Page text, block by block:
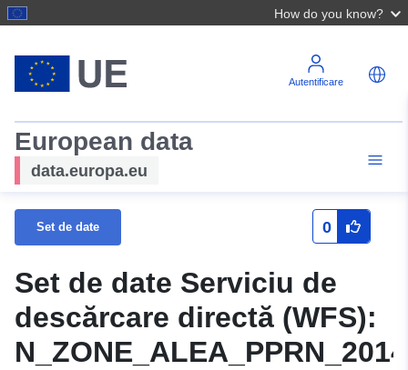
How do you know?
Autentificare
European data
data.europa.eu
Set de date 0
Set de date Serviciu de
descărcare directă (WFS):